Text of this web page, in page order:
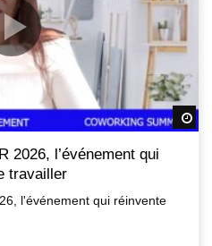
2026, l’événement qui
travailler
l'événement qui réinvente